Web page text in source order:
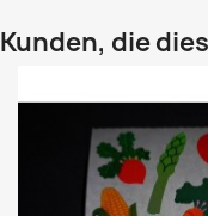
Kunden, die